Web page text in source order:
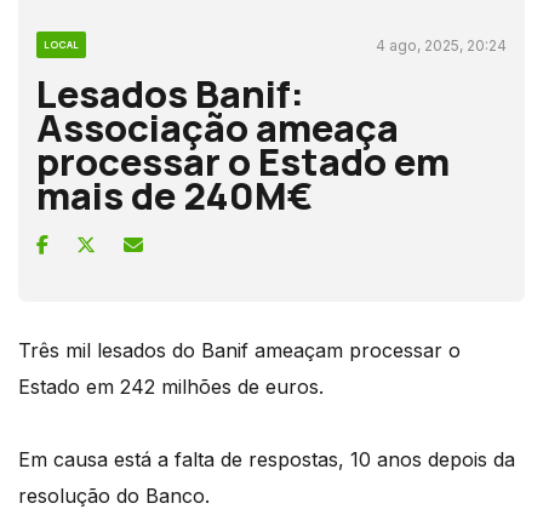
LOCAL 4 ago, 2025, 20:24
Lesados Banif:
Associação ameaça
processar o Estado em
mais de 240M€
Três mil lesados do Banif ameaçam processar o
Estado em 242 milhões de euros.
Em causa está a falta de respostas, 10 anos depois da
resolução do Banco.